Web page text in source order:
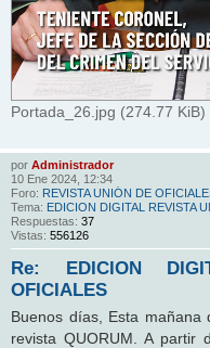
Portada_26.jpg (274.77
por Administrador
10 Ene 2024, 12:34
Foro: REVISTA UNIÓN DE
Tema: EDICION DIGITAL REVISTA
Respuestas: 37
Vistas: 556126
Re: EDICION
OFICIALES
Buenos días, Esta mañana
revista QUORUM. A